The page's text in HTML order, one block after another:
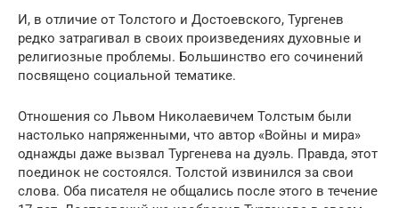
И, в отличие от Толстого и Достоевского, Тургенев
редко затрагивал в своих произведениях духовные и
религиозные проблемы. Большинство его сочинений
посвящено социальной тематике.
Отношения со Львом Николаевичем Толстым были
настолько напряженными, что автор «Войны и мира»
однажды даже вызвал Тургенева на дуэль. Правда, этот
поединок не состоялся. Толстой извинился за свои
слова. Оба писателя не общались после этого в течение